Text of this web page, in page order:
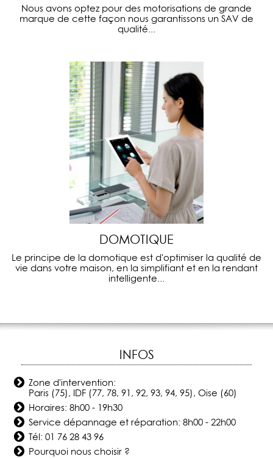
Nous avons optez pour des motorisations de grande
marque de cette façon nous garantissons un SAV de
qualité...
DOMOTIQUE
Le principe de la domotique est d'optimiser la qualité de
vie dans votre maison, en la simplifiant et en la rendant
intelligente...
INFOS
Zone d'intervention:
Paris (75), IDF (77, 78, 91, 92, 93, 94, 95), Oise (60)
Horaires: 8h00 - 19h30
Service dépannage et réparation: 8h00 - 22h00
Tél:01 76 28 43 96
Pourquoi nous choisir ?